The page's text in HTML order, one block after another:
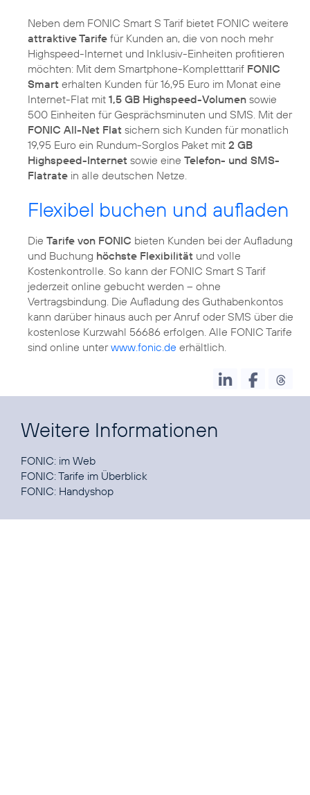
Neben dem FONIC Smart S Tarif bietet FONIC weitere
attraktive Tarife für Kunden an, die von noch mehr
Highspeed-Internet und Inklusiv-Einheiten profitieren
möchten: Mit dem Smartphone-Kompletttarif FONIC
Smart erhalten Kunden für 16,95 Euro im Monat eine
Internet-Flat mit 1,5 GB Highspeed-Volumen sowie
500 Einheiten für Gesprächsminuten und SMS. Mit der
FONIC All-Net Flat sichern sich Kunden für monatlich
19,95 Euro ein Rundum-Sorglos Paket mit 2 GB
Highspeed-Internet sowie eine Telefon- und SMS-
Flatrate in alle deutschen Netze.
Flexibel buchen und aufladen
Die Tarife von FONIC bieten Kunden bei der Aufladung
und Buchung höchste Flexibilität und volle
Kostenkontrolle. So kann der FONIC Smart S Tarif
jederzeit online gebucht werden – ohne
Vertragsbindung. Die Aufladung des Guthabenkontos
kann darüber hinaus auch per Anruf oder SMS über die
kostenlose Kurzwahl 56686 erfolgen. Alle FONIC Tarife
sind online unterwww.fonic.de erhältlich.
Weitere Informationen
FONIC: im Web
FONIC:Tarife im Überblick
FONIC: Handyshop